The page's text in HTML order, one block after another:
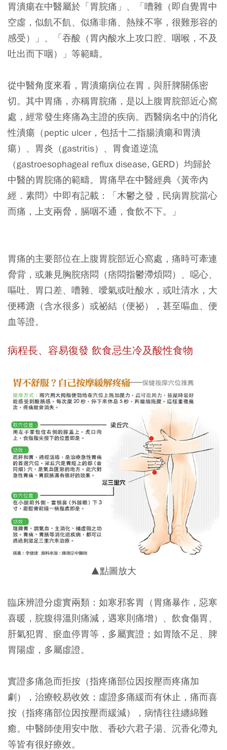
胃潰瘍在中醫屬於「胃脘痛」、「嘈雜（即自覺胃中
空虛，似飢不飢、似痛非痛、熱辣不寧，很難形容的
感受）」、「吞酸（胃內酸水上攻口腔、咽喉，不及
吐出而下咽）」等範疇。
從中醫角度來看，胃潰瘍病位在胃，與肝脾關係密
切。其中胃痛，亦稱胃脘痛，是以上腹胃脘部近心窩
處，經常發生疼痛為主證的疾病。西醫病名中的消化
性潰瘍（peptic ulcer，包括十二指腸潰瘍和胃潰
瘍）、胃炎（gastritis）、胃食道逆流
（gastroesophageal reflux disease, GERD）均歸於
中醫的胃脘痛的範疇。胃痛早在中醫經典《黃帝內
經．素問》中即有記載：「木鬱之發，民病胃脘當心
而痛，上支兩脅，膈咽不通，食飲不下。」
胃痛的主要部位在上腹胃脘部近心窩處，痛時可牽連
脅背，或兼見胸脘痞悶（痞悶指鬱滯煩悶）、噁心、
嘔吐、胃口差、嘈雜、噯氣或吐酸水，或吐清水，大
便稀溏（含水很多）或祕結（便祕），甚至嘔血、便
血等證。
病程長、容易復發 飲食忌生冷及酸性食物
▲點圖放大
臨床辨證分虛實兩類：如寒邪客胃（胃痛暴作，惡寒
喜暖，脘腹得溫則痛減，遇寒則痛增）、飲食傷胃、
肝氣犯胃、瘀血停胃等，多屬實證；如胃陰不足、脾
胃陽虛，多屬虛證。
實證多痛急而拒按（指疼痛部位因按壓而疼痛加
劇），治療較易收效；虛證多痛緩而有休止，痛而喜
按（指疼痛部位因按壓而緩減），病情往往纏綿難
癒。中醫師使用安中散、香砂六君子湯、沉香化滯丸
等皆有很好療效。